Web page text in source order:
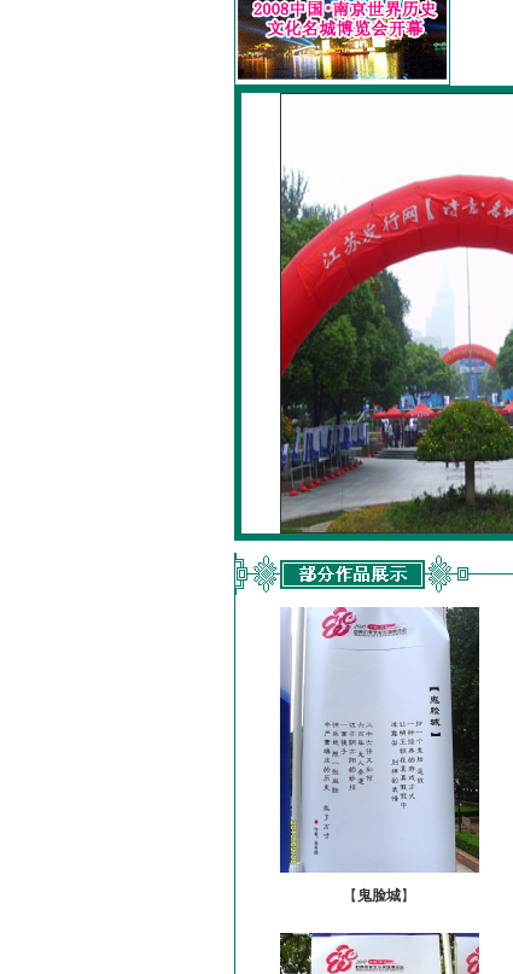
【 鬼脸城】